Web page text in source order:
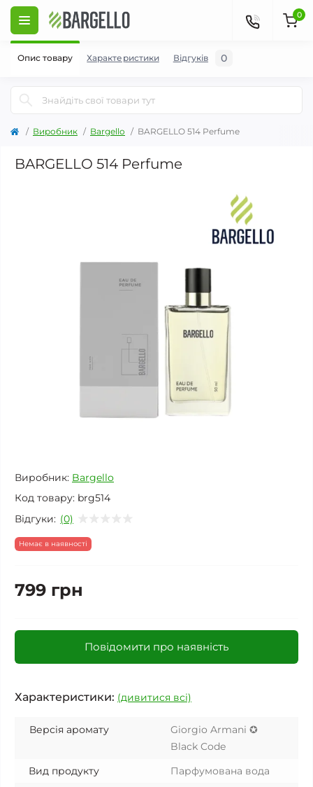
0
Виробник Bargello BARGELLO 514 Perfume
BARGELLO 514 Perfume
Виробник: Bargello
Код товару: brg514
Відгуки: (0)
Немає в наявності
799 грн
Повідомити про наявність
Характеристики: (дивитися всі)
Версія аромату
Giorgio Armani ✪
Black Code
Вид продукту
Парфумована вода
Опис товару Характеристики Відгуків 0